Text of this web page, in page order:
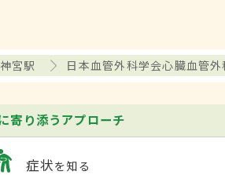
宮駅 日本血管外科学会心臓血管
寄り添うアプローチ
症状を知る